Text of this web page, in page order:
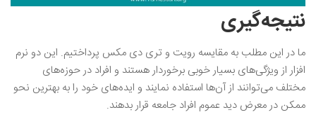
نتیجه‌گیری
ما در این مطلب به مقایسه رویت و تری دی مکس پرداختیم. این دو نرم
‌افزار از ویژگی‌های بسیار خوبی برخوردار هستند و افراد در حوزه‌های
مختلف می‌توانند از آن‌ها استفاده نمایند و ایده‌های خود را به بهترین نحو
ممکن در معرض دید عموم افراد جامعه قرار بدهند.